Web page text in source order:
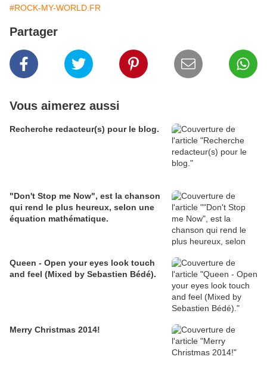
#ROCK-MY-WORLD.FR
Partager
Vous aimerez aussi
Recherche redacteur(s) pour le blog.
"Don't Stop me Now", est la chanson
qui rend le plus heureux, selon une
équation mathématique.
Queen - Open your eyes look touch
and feel (Mixed by Sebastien Bédé).
Merry Christmas 2014!